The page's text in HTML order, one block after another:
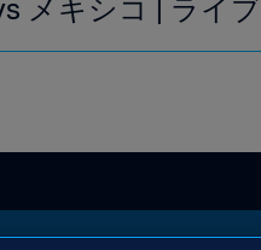
メキシコ | ライブ